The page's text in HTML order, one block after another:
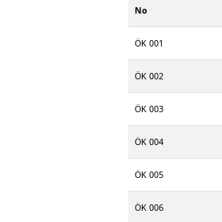
No
ÖK 001
ÖK 002
ÖK 003
ÖK 004
ÖK 005
ÖK 006